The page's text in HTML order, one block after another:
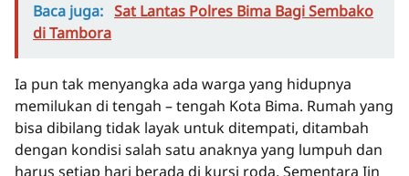
Baca juga: Sat Lantas Polres Bima Bagi Sembako
di Tambora
Ia pun tak menyangka ada warga yang hidupnya
memilukan di tengah – tengah Kota Bima. Rumah yang
bisa dibilang tidak layak untuk ditempati, ditambah
dengan kondisi salah satu anaknya yang lumpuh dan
harus setiap hari berada di kursi roda. Sementara Iin